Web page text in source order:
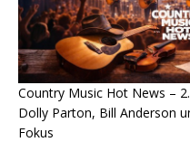
Country Music Hot News –
Dolly Parton, Bill Anderson
Fokus